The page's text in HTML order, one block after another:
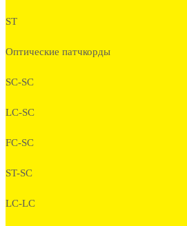
ST
Оптические патчкорды
SC-SC
LC-SC
FC-SC
ST-SC
LC-LC